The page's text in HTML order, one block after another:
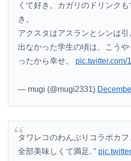
くて好き。カガリのドリンク
き。
アクスタはアスランとシンは引
出なかった学生の頃は、こう
ったから幸せ。
— mugi (@mugi2331)
タワレコのわんぷりコラボカフ
全部美味しくて満足. °